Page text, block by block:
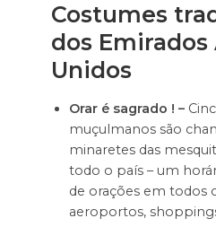
Costumes
dos Emirados
Unidos
Orar é sagrado ! –
muçulmanos são
minaretes das
todo o país – um
de orações em todos
aeroportos,